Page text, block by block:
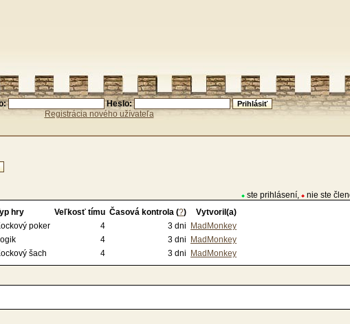
Heslo:
Registrácia nového užívateľa
ste prihlásení, nie ste
hry Veľkosť tímu Časová kontrola (?)
Vytvoril(a)
poker 4 3 dni
MadMonkey
4 3 dni
MadMonkey
šach 4 3 dni MadMonkey